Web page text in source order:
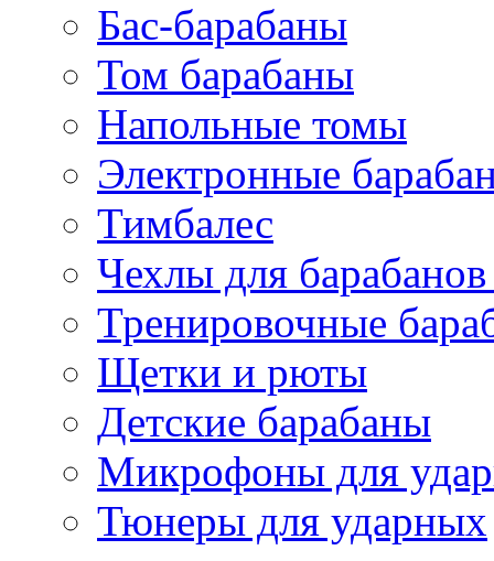
Бас-барабаны
Том барабаны
Напольные томы
Электронные
Тимбалес
Чехлы для
Тренировочные
Щетки и рюты
Детские барабаны
Микрофоны для
Тюнеры для ударных